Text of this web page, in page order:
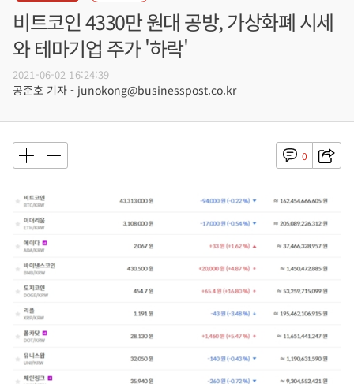
비트코인 4330만 원대 공방, 가상화폐 시세
와 테마기업 주가 '하락'
2021-06-02 16:24:39
공준호 기자 - junokong@businesspost.co.kr
0